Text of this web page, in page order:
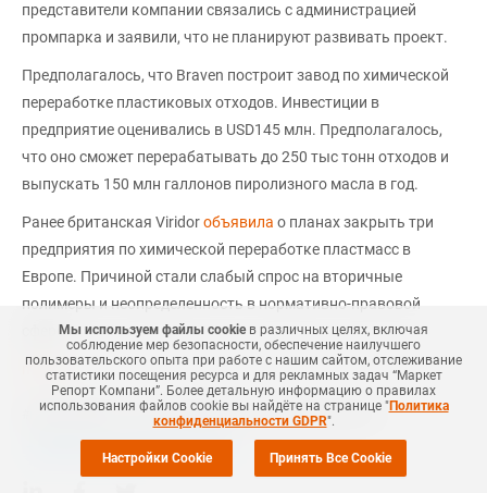
представители компании связались с администрацией
промпарка и заявили, что не планируют развивать проект.
Предполагалось, что Braven построит завод по химической
переработке пластиковых отходов. Инвестиции в
предприятие оценивались в USD145 млн. Предполагалось,
что оно сможет перерабатывать до 250 тыс тонн отходов и
выпускать 150 млн галлонов пиролизного масла в год.
Ранее британская Viridorобъявила о планах закрыть три
предприятия по химической переработке пластмасс в
Европе. Причиной стали слабый спрос на вторичные
полимеры и неопределенность в нормативно-правовой
сфере.
mrc.ru
НЕФТЕХИМИЯ # США #НОВОСТЬ #MRC #РЕЦИКЛИНГ
+Добавить все теги в фильтр
Мы используем файлы cookieв различных целях, включая
соблюдение мер безопасности, обеспечение наилучшего
пользовательского опыта при работе с нашим сайтом, отслеживание
статистики посещения ресурса и для рекламных задач “Маркет
Репорт Компани”. Более детальную информацию о правилах
использования файлов cookie вы найдёте на странице "Политика
конфиденциальности GDPR".
Настройки Cookie Принять Все Cookie